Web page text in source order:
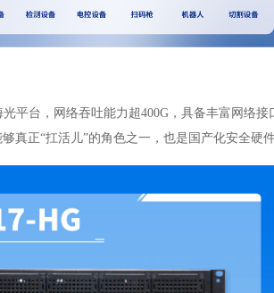
平台，网络吞吐能力超400G，具备丰富网络接
正“扛活儿”的角色之一，也是国产化安全硬